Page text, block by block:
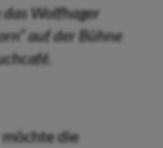
Wolfhager
auf der Bühne
die